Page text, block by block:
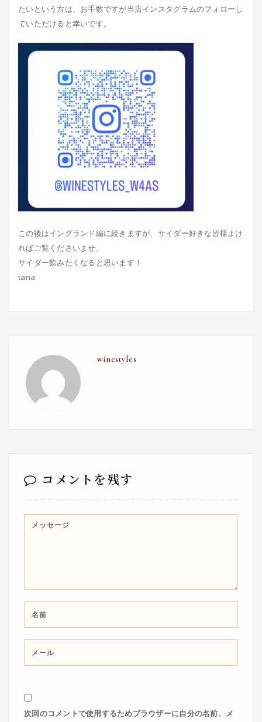
たいという方は、お手数ですが当店インスタグラムのフォローし
ていただけると幸いです。
この後はイングランド編に続きますが、サイダー好きな皆様よけ
ればご覧くださいませ。
サイダー飲みたくなると思います！
tana
winestyles
コメントを残す
次回のコメントで使用するためブラウザーに自分の名前、メ